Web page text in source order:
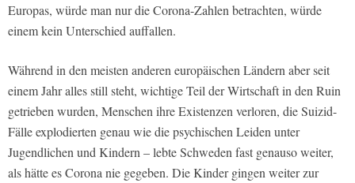
Europas, würde man nur die Corona-Zahlen betrachten, würde
einem kein Unterschied auffallen.
Während in den meisten anderen europäischen Ländern aber seit
einem Jahr alles still steht, wichtige Teil der Wirtschaft in den Ruin
getrieben wurden, Menschen ihre Existenzen verloren, die Suizid-
Fälle explodierten genau wie die psychischen Leiden unter
Jugendlichen und Kindern – lebte Schweden fast genauso weiter,
als hätte es Corona nie gegeben. Die Kinder gingen weiter zur